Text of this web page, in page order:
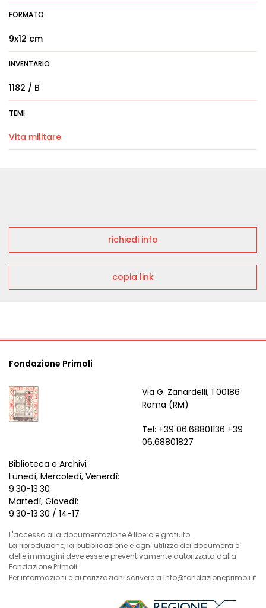
FORMATO
9x12 cm
INVENTARIO
1182 / B
TEMI
Vita militare
richiedi info
copia link
Fondazione Primoli
Via G. Zanardelli, 1 00186
Roma (RM)
Tel: +39 06.68801136 +39
06.68801827
Biblioteca e Archivi
Lunedì, Mercoledì, Venerdì:
9.30-13.30
Martedì, Giovedì:
9.30-13.30 / 14-17
L'accesso alla documentazione è libero e gratuito.
La riproduzione, la pubblicazione e ogni utilizzo dei documenti e
delle immagini deve essere preventivamente autorizzata dalla
Fondazione Primoli.
Per informazioni e autorizzazioni scrivere a info@fondazioneprimoli.it